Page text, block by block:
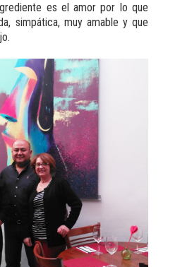
es el amor por lo que
simpática, muy amable y que